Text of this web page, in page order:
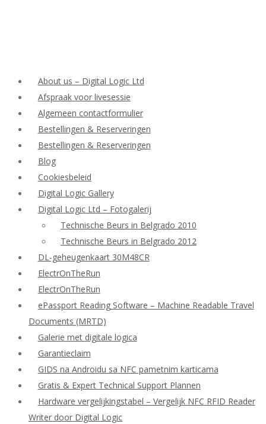
About us – Digital Logic Ltd
Afspraak voor livesessie
Algemeen contactformulier
Bestellingen & Reserveringen
Bestellingen & Reserveringen
Blog
Cookiesbeleid
Digital Logic Gallery
Digital Logic Ltd – Fotogalerij
Technische Beurs in Belgrado 2010
Technische Beurs in Belgrado 2012
DL-geheugenkaart 30M48CR
ElectrOnTheRun
ElectrOnTheRun
ePassport Reading Software – Machine Readable Travel
Documents (MRTD)
Galerie met digitale logica
Garantieclaim
GIDS na Androidu sa NFC pametnim karticama
Gratis & Expert Technical Support Plannen
Hardware vergelijkingstabel – Vergelijk NFC RFID Reader
Writer door Digital Logic